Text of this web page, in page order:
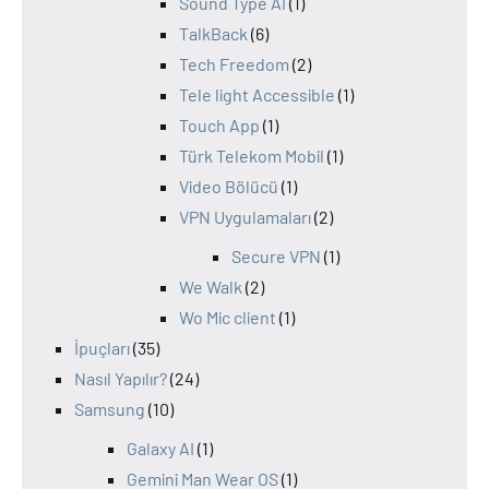
TalkBack (6)
Tech Freedom (2)
Tele light Accessible (1)
Touch App (1)
Türk Telekom Mobil (1)
Video Bölücü (1)
VPN Uygulamaları(2)
Secure VPN (1)
We Walk (2)
Wo Mic client (1)
İpuçları(35)
Nasıl Yapılır?(24)
Samsung (10)
Galaxy AI (1)
Gemini Man Wear OS(1)